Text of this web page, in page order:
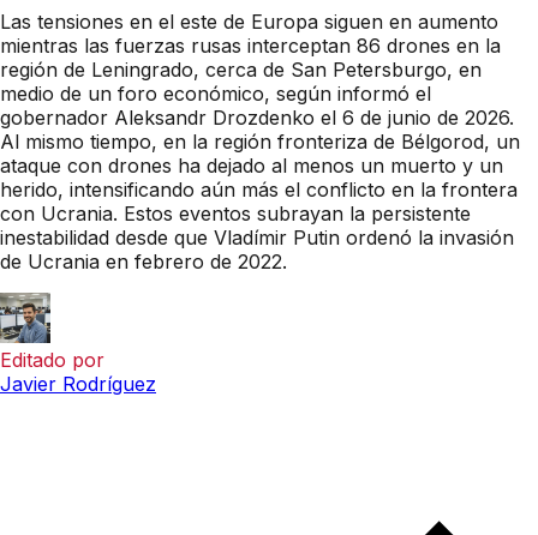
Las tensiones en el este de Europa siguen en aumento
mientras las fuerzas rusas interceptan 86 drones en la
región de Leningrado, cerca de San Petersburgo, en
medio de un foro económico, según informó el
gobernador Aleksandr Drozdenko el 6 de junio de 2026.
Al mismo tiempo, en la región fronteriza de Bélgorod, un
ataque con drones ha dejado al menos un muerto y un
herido, intensificando aún más el conflicto en la frontera
con Ucrania. Estos eventos subrayan la persistente
inestabilidad desde que Vladímir Putin ordenó la invasión
de Ucrania en febrero de 2022.
Editado por
Javier Rodríguez